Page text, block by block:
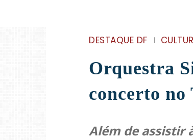
DESTAQUE DF
Orquestra
concerto no
Além de assistir